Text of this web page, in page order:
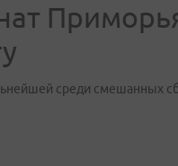
среди смешанных